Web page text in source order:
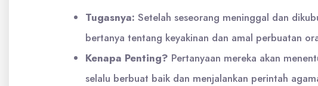
Tugasnya: Setelah seseorang meninggal dan
bertanya tentang keyakinan dan amal perbuatan
Kenapa Penting? Pertanyaan mereka akan
selalu berbuat baik dan menjalankan perintah